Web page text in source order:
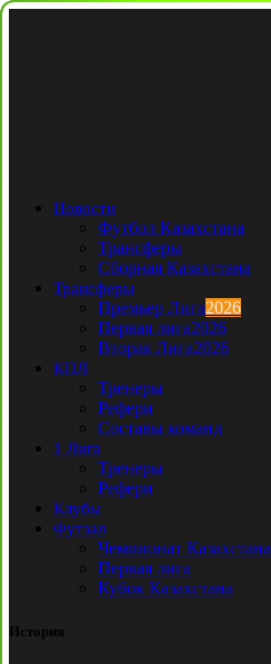
Новости
Футбол Казахстана
Трансферы
Сборная Казахстана
Трансферы
Премьер Лига2026
Первая лига2026
Вторая Лига2026
КПЛ
Тренеры
Рефери
Составы команд
1 Лига
Тренеры
Рефери
Клубы
Футзал
Чемпионат Казахстана
Первая лига
Кубок Казахстана
История